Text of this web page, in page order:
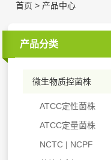
首页 > 产品中心
产品分类
微生物质控菌株
ATCC定性菌株
ATCC定量菌株
NCTC | NCPF